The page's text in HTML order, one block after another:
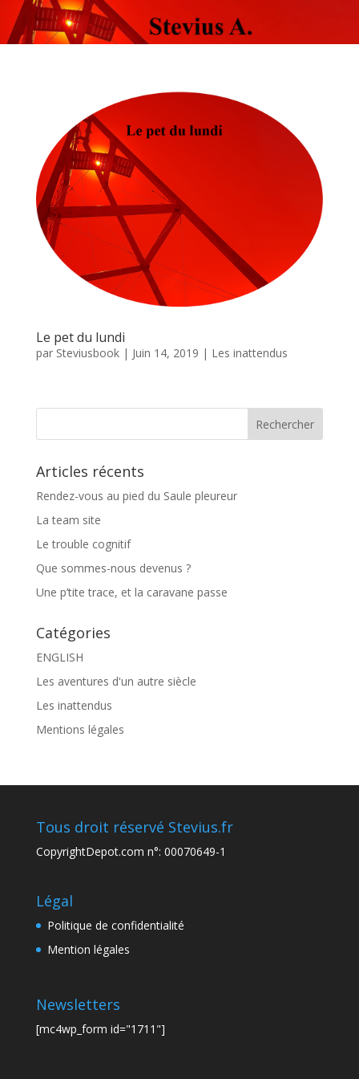
Le pet du lundi
par Steviusbook| Juin 14, 2019 | Les inattendus
Articles récents
Rendez-vous au pied du Saule pleureur
La team site
Le trouble cognitif
Que sommes-nous devenus ?
Une p’tite trace, et la caravane passe
Catégories
ENGLISH
Les aventures d'un autre siècle
Les inattendus
Mentions légales
Tous droit réservé Stevius.fr
CopyrightDepot.com n°: 00070649-1
Légal
Politique de confidentialité
Mention légales
Newsletters
[mc4wp_form id="1711"]